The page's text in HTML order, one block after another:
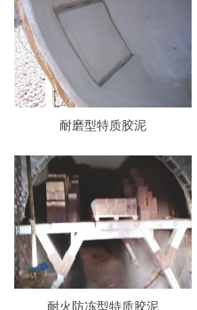
耐磨型特质胶泥
耐火防冻型特质胶泥